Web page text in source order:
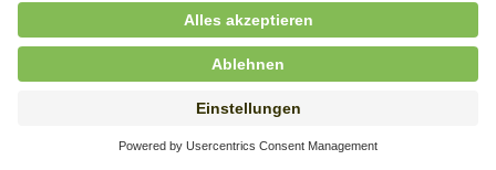
Hauswirtschaftskraft (m/w/d)
in unbefristeter Anstellung, Teilzeit (20 Std./Wo.), SOS-
Kinderdorf Dortmund, Hagen